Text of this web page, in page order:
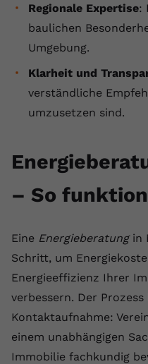
Regionale Expertise:
baulichen
Umgebung.
Klarheit und
verständliche
umzusetzen sind.
– So
Eine Energieberatungin
Schritt, um
Energieeffizienz Ihrer
verbessern. Der
Kontaktaufnahme:
einem unabhängigen
Immobilie fachkundig